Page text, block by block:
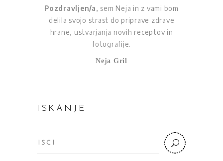
Pozdravljen/a, sem Neja in z vami bom
delila svojo strast do priprave zdrave
hrane, ustvarjanja novih receptov in
fotografije.
Neja Gril
ISKANJE